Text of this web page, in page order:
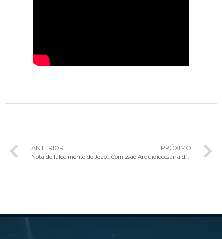
ANTERIOR
Nota de falecimento de João Manoel Moreira
PRÓXIMO
Comissão Arquidiocesana da Pastoral Familiar divulga calendário anual do Encontro de Preparação para Vida Matrimonial